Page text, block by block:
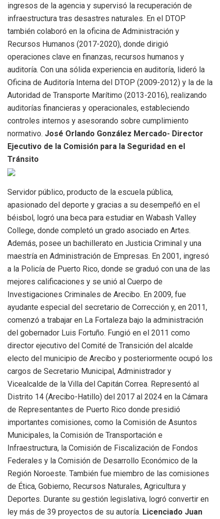
ingresos de la agencia y supervisó la recuperación de
infraestructura tras desastres naturales. En el DTOP
también colaboró en la oficina de Administración y
Recursos Humanos (2017-2020), donde dirigió
operaciones clave en finanzas, recursos humanos y
auditoría. Con una sólida experiencia en auditoría, lideró la
Oficina de Auditoría Interna del DTOP (2009-2012) y la de la
Autoridad de Transporte Marítimo (2013-2016), realizando
auditorías financieras y operacionales, estableciendo
controles internos y asesorando sobre cumplimiento
normativo. José Orlando González Mercado- Director
Ejecutivo de la Comisión para la Seguridad en el
Tránsito
Servidor público, producto de la escuela pública,
apasionado del deporte y gracias a su desempeñó en el
béisbol, logró una beca para estudiar en Wabash Valley
College, donde completó un grado asociado en Artes.
Además, posee un bachillerato en Justicia Criminal y una
maestría en Administración de Empresas. En 2001, ingresó
a la Policía de Puerto Rico, donde se graduó con una de las
mejores calificaciones y se unió al Cuerpo de
Investigaciones Criminales de Arecibo. En 2009, fue
ayudante especial del secretario de Corrección y, en 2011,
comenzó a trabajar en La Fortaleza bajo la administración
del gobernador Luis Fortuño. Fungió en el 2011 como
director ejecutivo del Comité de Transición del alcalde
electo del municipio de Arecibo y posteriormente ocupó los
cargos de Secretario Municipal, Administrador y
Vicealcalde de la Villa del Capitán Correa. Representó al
Distrito 14 (Arecibo-Hatillo) del 2017 al 2024 en la Cámara
de Representantes de Puerto Rico donde presidió
importantes comisiones, como la Comisión de Asuntos
Municipales, la Comisión de Transportación e
Infraestructura, la Comisión de Fiscalización de Fondos
Federales y la Comisión de Desarrollo Económico de la
Región Noroeste. También fue miembro de las comisiones
de Ética, Gobierno, Recursos Naturales, Agricultura y
Deportes. Durante su gestión legislativa, logró convertir en
ley más de 39 proyectos de su autoría. Licenciado Juan